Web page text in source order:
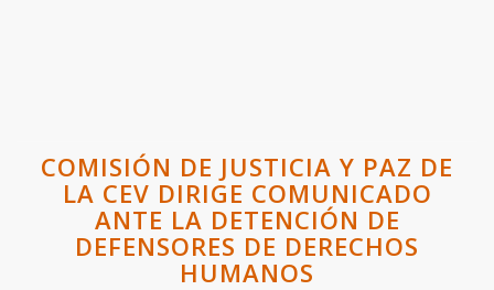
COMISIÓN DE JUSTICIA Y PAZ DE
LA CEV DIRIGE COMUNICADO
ANTE LA DETENCIÓN DE
DEFENSORES DE DERECHOS
HUMANOS